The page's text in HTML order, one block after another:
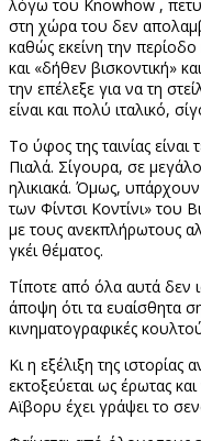
λόγω του Knowhow ,
στη χώρα του δεν
καθώς εκείνη την
και «δήθεν βισκοντική»
την επέλεξε για να τη
είναι και πολύ ιταλικό,
Το ύφος της ταινίας
Πιαλά. Σίγουρα, σε
ηλικιακά. Όμως,
των Φίντσι Κοντίνι» του
με τους ανεκπλήρωτους
γκέι θέματος.
Τίποτε από όλα αυτά δεν
άποψη ότι τα ευαίσθητα
κινηματογραφικές
Κι η εξέλιξη της
εκτοξεύεται ως έρωτας
Αϊβορυ έχει γράψει το